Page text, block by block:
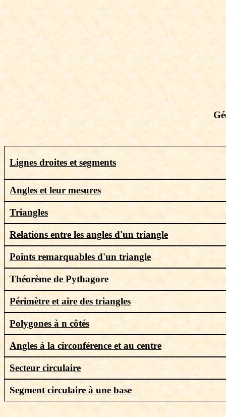
Lignes droites et segments
Angles et leur mesures
Triangles
Relations entre les angles d'un triangle
Points remarquables d'un triangle
Théorème de Pythagore
Périmètre et aire des triangles
Polygones à n côtés
Angles à la circonférence et au centre
Secteur circulaire
Segment circulaire à une base